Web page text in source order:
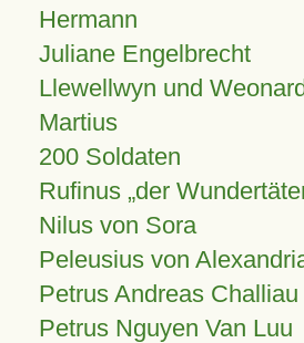
Hermann
Juliane Engelbrecht
Llewellwyn und
Martius
200 Soldaten
Rufinus „der
Nilus von Sora
Peleusius von
Petrus Andreas Challiau
Petrus Nguyen Van Luu